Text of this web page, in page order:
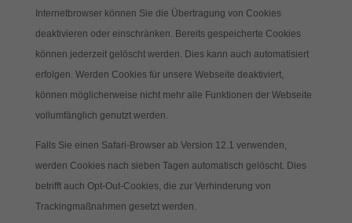
Internetbrowser können Sie die Übertragung von Cookies
deaktivieren oder einschränken. Bereits gespeicherte Cookies
können jederzeit gelöscht werden. Dies kann auch automatisiert
erfolgen. Werden Cookies für unsere Webseite deaktiviert,
können möglicherweise nicht mehr alle Funktionen der Webseite
vollumfänglich genutzt werden.
Falls Sie einen Safari-Browser ab Version 12.1 verwenden,
werden Cookies nach sieben Tagen automatisch gelöscht. Dies
betrifft auch Opt-Out-Cookies, die zur Verhinderung von
Trackingmaßnahmen gesetzt werden.